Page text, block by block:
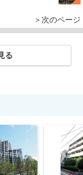
＞次のページ
る